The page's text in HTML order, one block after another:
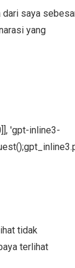
dari saya
yang
'gpt-inline3-
tidak
terlihat